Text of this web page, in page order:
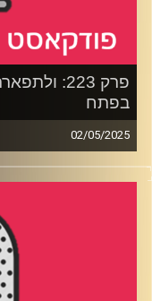
בפתח
02/05/2025
פודקאסט האן.בי.איי
דוידוביץ' ועידן
רבע 1: החזק
רבע 2: